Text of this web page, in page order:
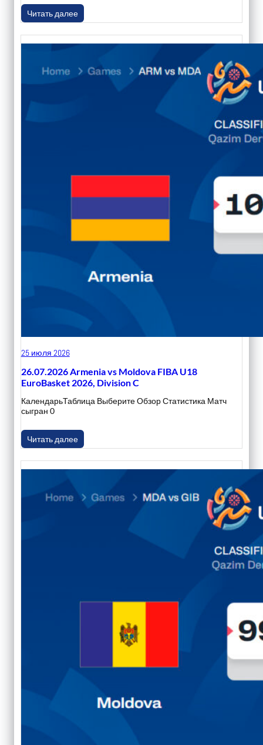
Читать далее
25 июля 2026
26.07.2026 Armenia vs Moldova FIBA U18
EuroBasket 2026, Division C
КалендарьТаблица Выберите Обзор Статистика Матч
сыгран 0
Читать далее